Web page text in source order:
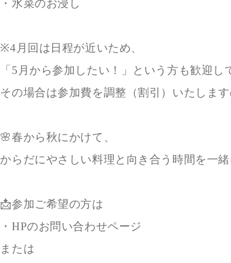
・水菜のお浸し
※4月回は日程が近いため、
「5月から参加したい！」という方も歓迎
その場合は参加費を調整（割引）いたしま
🌸春から秋にかけて、
からだにやさしい料理と向き合う時間を一緒
📩参加ご希望の方は
・HPのお問い合わせページ
または